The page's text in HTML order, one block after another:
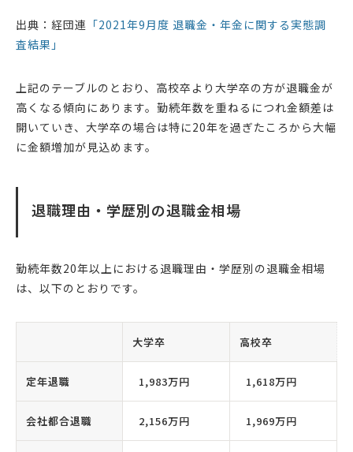
出典：経団連 「2021年9月度 退職金・年金に関する実態調
査結果」
上記のテーブルのとおり、高校卒より大学卒の方が退職金が
高くなる傾向にあります。勤続年数を重ねるにつれ金額差は
開いていき、大学卒の場合は特に20年を過ぎたころから大幅
に金額増加が見込めます。
退職理由・学歴別の退職金相場
勤続年数20年以上における退職理由・学歴別の退職金相場
は、以下のとおりです。
大学卒 高校卒
定年退職 1,983万円 1,618万円
会社都合退職 2,156万円 1,969万円